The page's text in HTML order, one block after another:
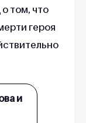
том, что
героя
и